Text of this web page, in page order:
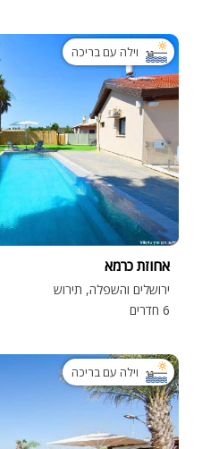
וילה עם בריכה
אחוזת כרמא
ירושלים והשפלה, תירוש
6 חדרים
וילה עם בריכה